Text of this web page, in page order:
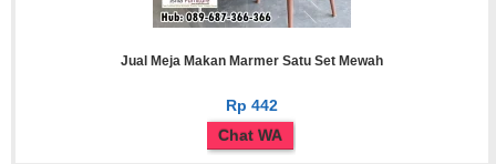
Jual Meja Makan Marmer Satu Set Mewah
Rp 442
Chat WA